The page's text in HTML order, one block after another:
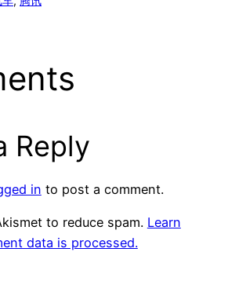
Reply
in to post a comment.
to reduce spam. Learn
data is processed.